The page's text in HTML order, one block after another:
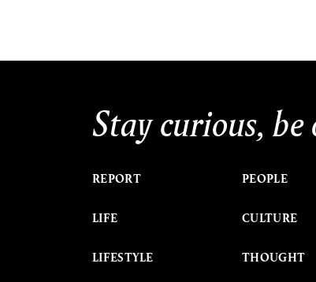
Stay curious, be
REPORT
LIFE
LIFESTYLE
PEOPLE
CULTURE
THOUGHT